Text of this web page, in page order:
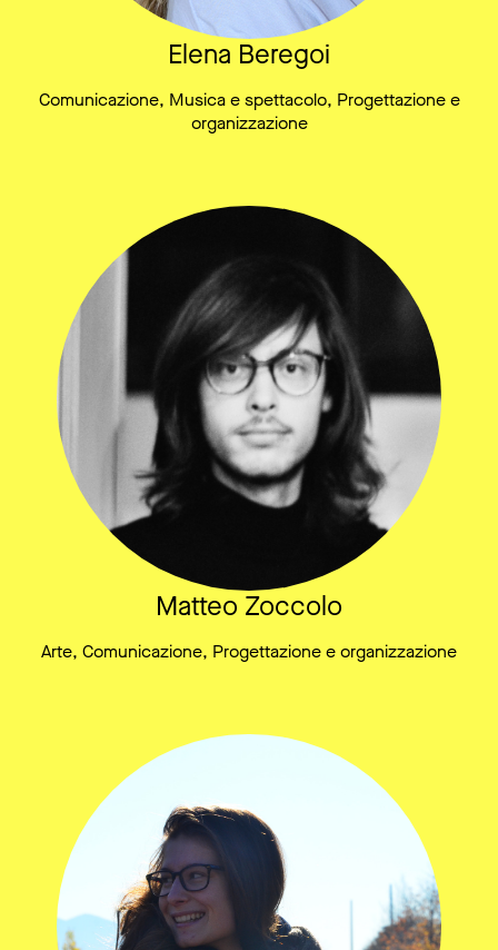
Elena Beregoi
Comunicazione, Musica e spettacolo, Progettazione e
organizzazione
Matteo Zoccolo
Arte, Comunicazione, Progettazione e organizzazione